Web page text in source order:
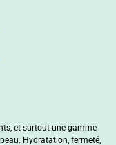
et surtout une gamme
Hydratation, fermeté,